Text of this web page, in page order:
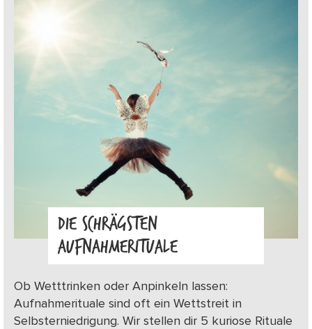
DIE SCHRÄGSTEN
AUFNAHMERITUALE
Ob Wetttrinken oder Anpinkeln lassen:
Aufnahmerituale sind oft ein Wettstreit in
Selbsterniedrigung. Wir stellen dir 5 kuriose Rituale